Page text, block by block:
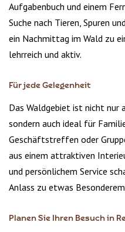
Aufgabenbuch und einem
Suche nach Tieren, Spuren
ein Nachmittag im Wald zu
lehrreich und aktiv.
Für jede Gelegenheit
Das Waldgebiet ist nicht nur
sondern auch ideal für
Geschäftstreffen oder
aus einem attraktiven
und persönlichem Service
Anlass zu etwas
Planen Sie Ihren Besuch in